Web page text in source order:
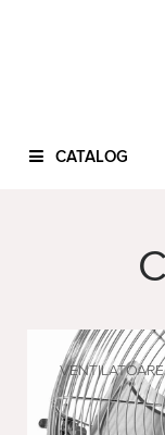
CATALOG
VENTILATOARE